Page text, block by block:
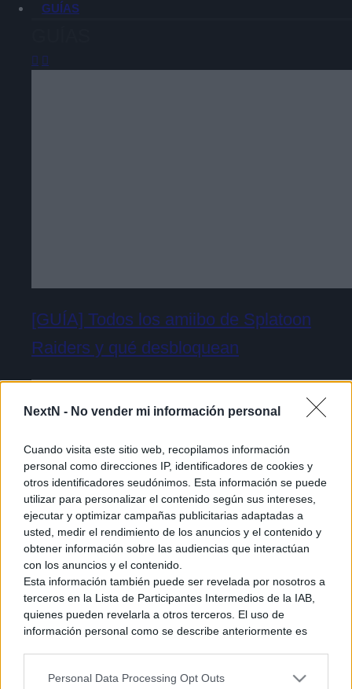
NextN - No vender mi información personal
Cuando visita este sitio web, recopilamos información
personal como direcciones IP, identificadores de cookies y
otros identificadores seudónimos. Esta información se puede
utilizar para personalizar el contenido según sus intereses,
ejecutar y optimizar campañas publicitarias adaptadas a
usted, medir el rendimiento de los anuncios y el contenido y
obtener información sobre las audiencias que interactúan
con los anuncios y el contenido.
Esta información también puede ser revelada por nosotros a
terceros en la Lista de Participantes Intermedios de la IAB,
quienes pueden revelarla a otros terceros. El uso de
información personal como se describe anteriormente es
generamos contenido relevante para nuestra audiencia.
Personal Data Processing Opt Outs
GUÍAS
[GUÍA] Todos los amiibo de Splatoon
Raiders y qué desbloquean
Cómo acceder a la beta cerrada de The
Duskbloods [Tutorial]